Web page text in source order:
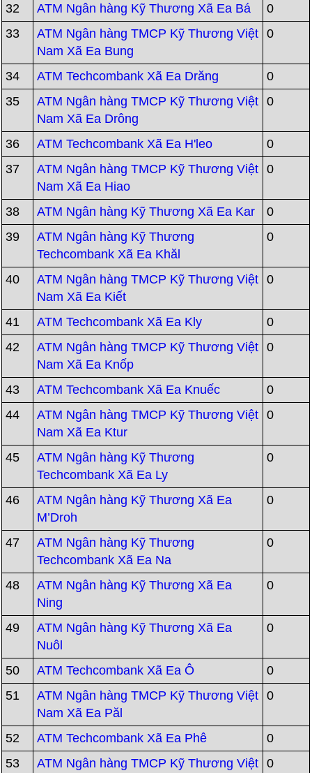
32 ATM Ngân hàng Kỹ Thương Xã Ea Bá
0
33
ATM Ngân hàng TMCP Kỹ Thương Việt
Nam Xã Ea Bung
0
34 ATM Techcombank Xã Ea Drăng
0
35
ATM Ngân hàng TMCP Kỹ Thương Việt
Nam Xã Ea Drông
0
36 ATM Techcombank Xã Ea H'leo
0
37
ATM Ngân hàng TMCP Kỹ Thương Việt
Nam Xã Ea Hiao
0
38 ATM Ngân hàng Kỹ Thương Xã Ea Kar
0
39
ATM Ngân hàng Kỹ Thương
Techcombank Xã Ea Khăl
0
40
ATM Ngân hàng TMCP Kỹ Thương Việt
Nam Xã Ea Kiết
0
41 ATM Techcombank Xã Ea Kly
0
42
ATM Ngân hàng TMCP Kỹ Thương Việt
Nam Xã Ea Knốp
0
43 ATM Techcombank Xã Ea Knuếc
0
44
ATM Ngân hàng TMCP Kỹ Thương Việt
Nam Xã Ea Ktur
0
45
ATM Ngân hàng Kỹ Thương
Techcombank Xã Ea Ly
0
46
ATM Ngân hàng Kỹ Thương Xã Ea
M’Droh
0
47
ATM Ngân hàng Kỹ Thương
Techcombank Xã Ea Na
0
48
ATM Ngân hàng Kỹ Thương Xã Ea
Ning
0
49
ATM Ngân hàng Kỹ Thương Xã Ea
Nuôl
0
50 ATM Techcombank Xã Ea Ô
0
51
ATM Ngân hàng TMCP Kỹ Thương Việt
Nam Xã Ea Păl
0
52 ATM Techcombank Xã Ea Phê
0
53
ATM Ngân hàng TMCP Kỹ Thương Việt
0